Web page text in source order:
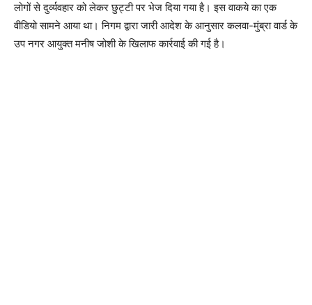
लोगों से दुर्व्यवहार को लेकर छुट्टी पर भेज दिया गया है। इस वाकये का एक
वीडियो सामने आया था। निगम द्वारा जारी आदेश के आनुसार कलवा-मुंब्रा वार्ड के
उप नगर आयुक्त मनीष जोशी के खिलाफ कार्रवाई की गई है।